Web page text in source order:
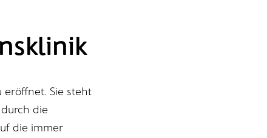
eröffnet. Sie steht
die
die immer